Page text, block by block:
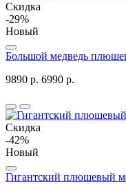
Скидка
-29%
Новый
Большой медведь
9890 р. 6990 р.
Скидка
-42%
Новый
Гигантский плюшевый